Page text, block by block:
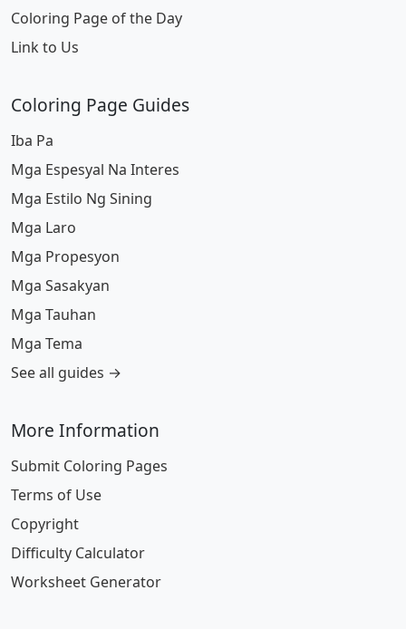
Coloring Page of the Day
Link to Us
Coloring Page Guides
Iba Pa
Mga Espesyal Na Interes
Mga Estilo Ng Sining
Mga Laro
Mga Propesyon
Mga Sasakyan
Mga Tauhan
Mga Tema
See all guides →
More Information
Submit Coloring Pages
Terms of Use
Copyright
Difficulty Calculator
Worksheet Generator